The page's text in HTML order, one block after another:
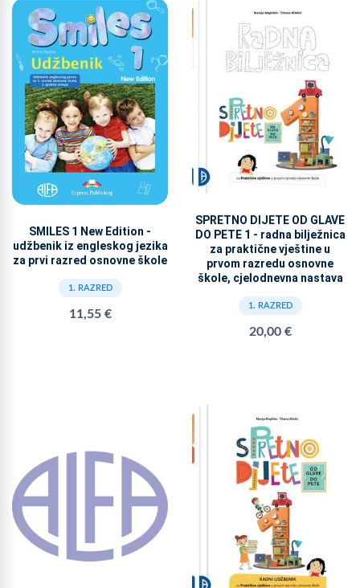
SMILES 1 New Edition -
udžbenik iz engleskog jezika
za prvi razred osnovne škole
1. RAZRED
11,55 €
SPRETNO DIJETE OD GLAVE
DO PETE 1 - radna bilježnica
za praktične vještine u
prvom razredu osnovne
škole, cjelodnevna nastava
1. RAZRED
20,00 €